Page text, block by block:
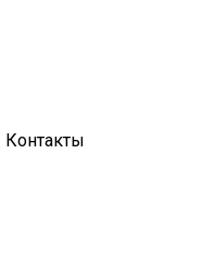
Контакты